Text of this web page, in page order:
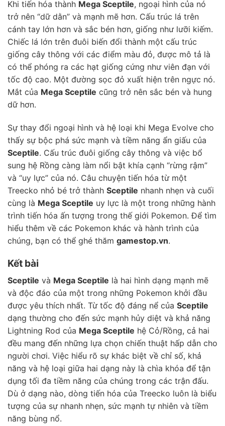
Khi tiến hóa thành Mega Sceptile, ngoại hình của nó
trở nên “dữ dằn” và mạnh mẽ hơn. Cấu trúc lá trên
cánh tay lớn hơn và sắc bén hơn, giống như lưỡi kiếm.
Chiếc lá lớn trên đuôi biến đổi thành một cấu trúc
giống cây thông với các điểm màu đỏ, được mô tả là
có thể phóng ra các hạt giống cứng như viên đạn với
tốc độ cao. Một đường sọc đỏ xuất hiện trên ngực nó.
Mắt của Mega Sceptile cũng trở nên sắc bén và hung
dữ hơn.
Sự thay đổi ngoại hình và hệ loại khi Mega Evolve cho
thấy sự bộc phá sức mạnh và tiềm năng ẩn giấu của
Sceptile. Cấu trúc đuôi giống cây thông và việc bổ
sung hệ Rồng càng làm nổi bật khía cạnh “rừng rậm”
và “uy lực” của nó. Câu chuyện tiến hóa từ một
Treecko nhỏ bé trở thành Sceptile nhanh nhẹn và cuối
cùng là Mega Sceptile uy lực là một trong những hành
trình tiến hóa ấn tượng trong thế giới Pokemon. Để tìm
hiểu thêm về các Pokemon khác và hành trình của
chúng, bạn có thể ghé thăm gamestop.vn.
Kết bài
Sceptile và Mega Sceptile là hai hình dạng mạnh mẽ
và độc đáo của một trong những Pokemon khởi đầu
được yêu thích nhất. Từ tốc độ đáng nể của Sceptile
dạng thường cho đến sức mạnh hủy diệt và khả năng
Lightning Rod của Mega Sceptile hệ Cỏ/Rồng, cả hai
đều mang đến những lựa chọn chiến thuật hấp dẫn cho
người chơi. Việc hiểu rõ sự khác biệt về chỉ số, khả
năng và hệ loại giữa hai dạng này là chìa khóa để tận
dụng tối đa tiềm năng của chúng trong các trận đấu.
Dù ở dạng nào, dòng tiến hóa của Treecko luôn là biểu
tượng của sự nhanh nhẹn, sức mạnh tự nhiên và tiềm
năng bùng nổ.